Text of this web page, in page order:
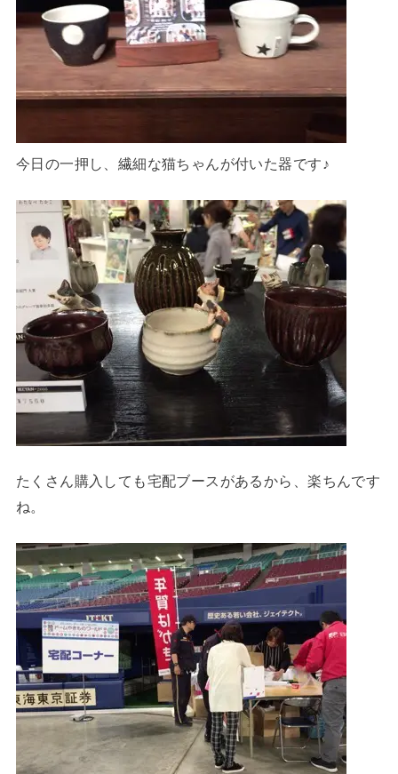
今日の一押し、繊細な猫ちゃんが付いた器です♪
たくさん購入しても宅配ブースがあるから、楽ちんです
ね。